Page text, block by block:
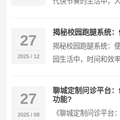
人员搭…
27
2025 / 12
揭秘校园跑腿系统：
揭秘校园跑腿系统：
园生活中，时间和效
利，让…
27
2025 / 08
聊城定制问诊平台
功能?
《聊城定制问诊平台